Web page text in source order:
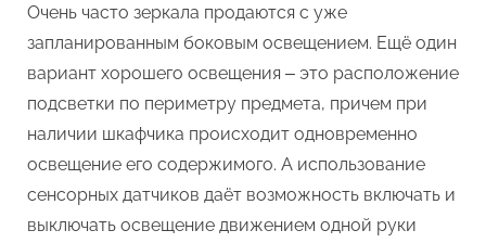
Очень часто зеркала продаются с уже
запланированным боковым освещением. Ещё один
вариант хорошего освещения ‒ это расположение
подсветки по периметру предмета, причем при
наличии шкафчика происходит одновременно
освещение его содержимого. А использование
сенсорных датчиков даёт возможность включать и
выключать освещение движением одной руки